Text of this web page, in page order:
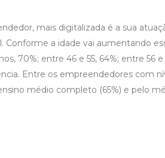
mais digitalizada é a sua
a idade vai aumentando
70%; entre 46 e 55, 64%; entre 56 e
Entre os empreendedores com
médio completo (65%) e pelo